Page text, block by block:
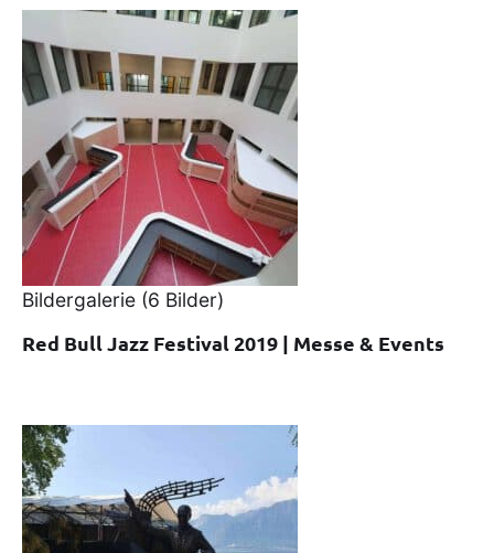
Bildergalerie (6 Bilder)
Red Bull Jazz Festival 2019 | Messe & Events